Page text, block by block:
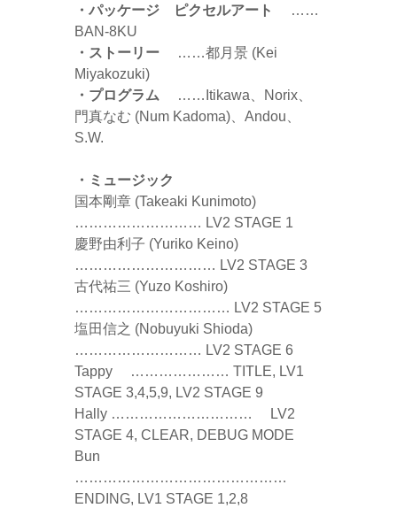
・パッケージ ピクセルアート
……
BAN-8KU
・ストーリー ……都月景 (Kei
Miyakozuki)
・プログラム ……Itikawa、Norix、
門真なむ (Num Kadoma)、Andou、
S.W.
・ミュージック
国本剛章 (Takeaki Kunimoto)
……………………… LV2 STAGE 1
慶野由利子 (Yuriko Keino)
………………………… LV2 STAGE 3
古代祐三 (Yuzo Koshiro)
…………………………… LV2 STAGE 5
塩田信之 (Nobuyuki Shioda)
……………………… LV2 STAGE 6
Tappy ………………… TITLE, LV1
STAGE 3,4,5,9, LV2 STAGE 9
Hally ………………………… LV2
STAGE 4, CLEAR, DEBUG MODE
Bun
………………………………………
ENDING, LV1 STAGE 1,2,8